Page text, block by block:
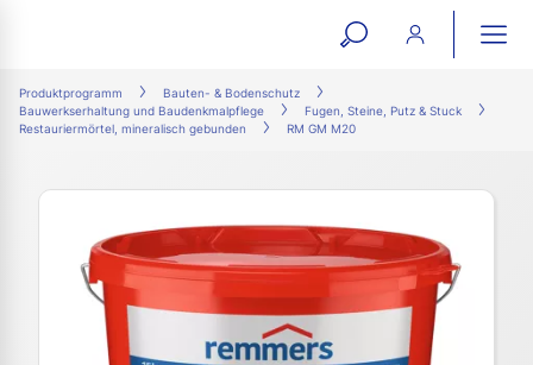
open
form
Produktprogramm
Bauten- & Bodenschutz
Bauwerkserhaltung und Baudenkmalpflege
Fugen, Steine, Putz & Stuck
Restauriermörtel, mineralisch gebunden
RM GM M20